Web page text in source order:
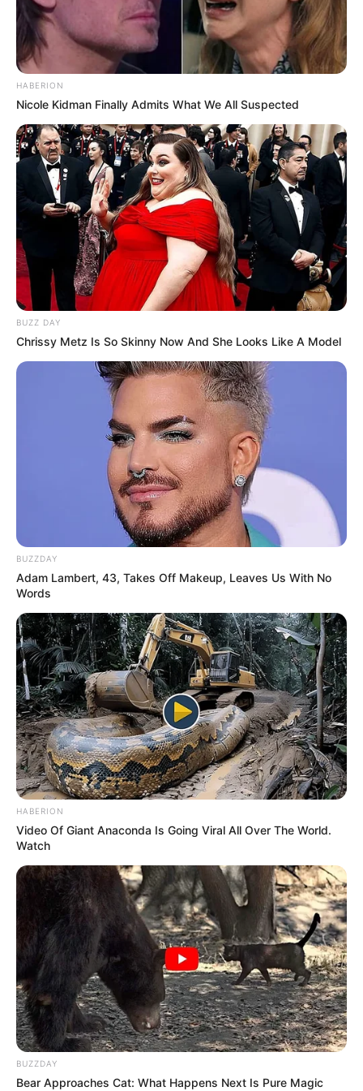
MONETISATION
HABERION
Nicole Kidman Finally Admits What We All Suspected
BUZZ DAY
Chrissy Metz Is So Skinny Now And She Looks Like A Model
BUZZDAY
Adam Lambert, 43, Takes Off Makeup, Leaves Us With No
Words
HABERION
Video Of Giant Anaconda Is Going Viral All Over The World.
Watch
BUZZDAY
Bear Approaches Cat: What Happens Next Is Pure Magic